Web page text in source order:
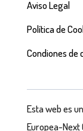
Aviso Legal
Política de
Condiones de
Esta web es
Europea-Next